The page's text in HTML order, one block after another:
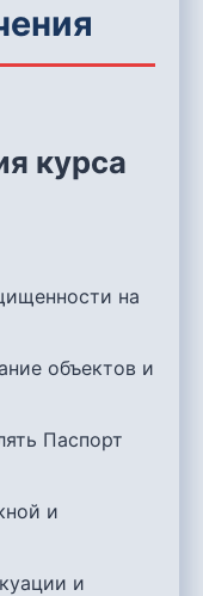
курса
на
объектов и
Паспорт
и
и